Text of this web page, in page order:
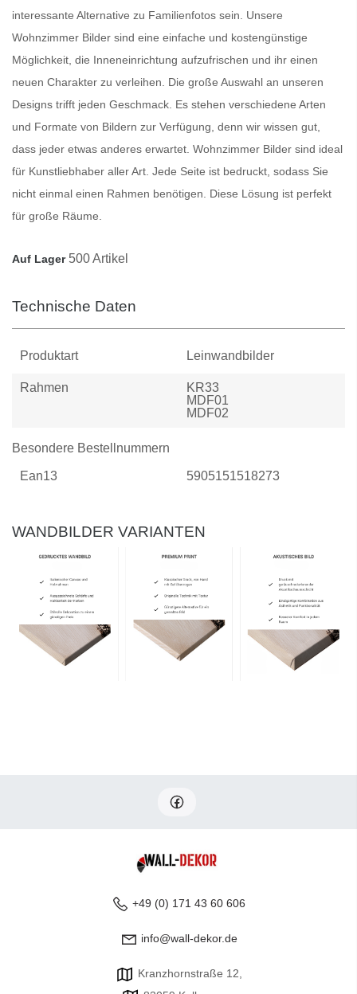
interessante Alternative zu Familienfotos sein. Unsere
Wohnzimmer Bilder sind eine einfache und kostengünstige
Möglichkeit, die Inneneinrichtung aufzufrischen und ihr einen
neuen Charakter zu verleihen. Die große Auswahl an unseren
Designs trifft jeden Geschmack. Es stehen verschiedene Arten
und Formate von Bildern zur Verfügung, denn wir wissen gut,
dass jeder etwas anderes erwartet. Wohnzimmer Bilder sind ideal
für Kunstliebhaber aller Art. Jede Seite ist bedruckt, sodass Sie
nicht einmal einen Rahmen benötigen. Diese Lösung ist perfekt
für große Räume.
Auf Lager 500 Artikel
Technische Daten
Produktart Leinwandbilder
Rahmen
KR33
MDF01
MDF02
Besondere Bestellnummern
Ean13 5905151518273
WANDBILDER VARIANTEN
+49 (0) 171 43 60 606
info@wall-dekor.de
Kranzhornstraße 12,